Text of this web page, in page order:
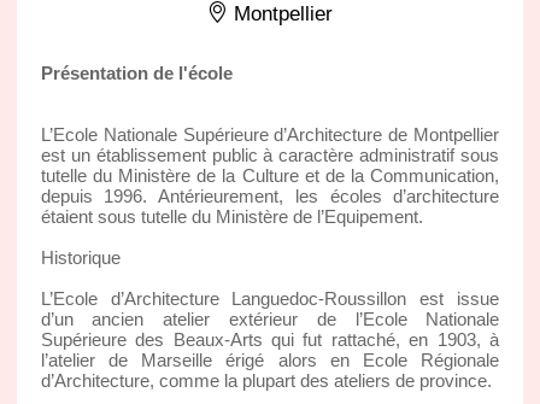
Montpellier
Présentation de l'école
L’Ecole Nationale Supérieure d’Architecture de Montpellier
est un établissement public à caractère administratif sous
tutelle du Ministère de la Culture et de la Communication,
depuis 1996. Antérieurement, les écoles d’architecture
étaient sous tutelle du Ministère de l’Equipement.
Historique
L’Ecole d’Architecture Languedoc-Roussillon est issue
d’un ancien atelier extérieur de l’Ecole Nationale
Supérieure des Beaux-Arts qui fut rattaché, en 1903, à
l’atelier de Marseille érigé alors en Ecole Régionale
d’Architecture, comme la plupart des ateliers de province.